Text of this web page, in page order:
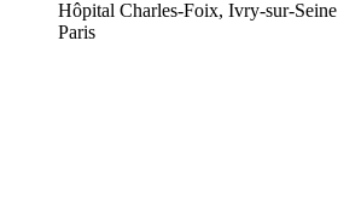
Hôpital Charles-Foix, Ivry-sur-Seine
Paris